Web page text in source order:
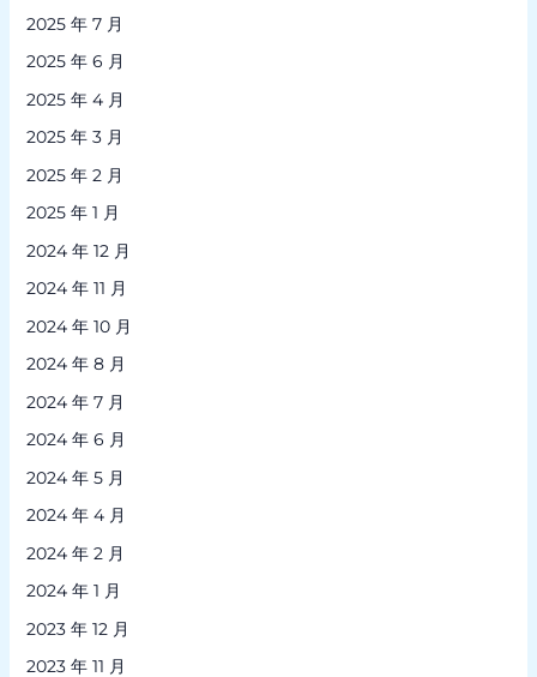
2025 年 7 月
2025 年 6 月
2025 年 4 月
2025 年 3 月
2025 年 2 月
2025 年 1 月
2024 年 12 月
2024 年 11 月
2024 年 10 月
2024 年 8 月
2024 年 7 月
2024 年 6 月
2024 年 5 月
2024 年 4 月
2024 年 2 月
2024 年 1 月
2023 年 12 月
2023 年 11 月